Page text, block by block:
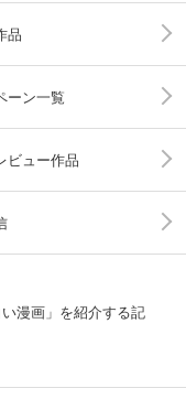
品
ーン一覧
ビュー作品
漫画」を紹介する記